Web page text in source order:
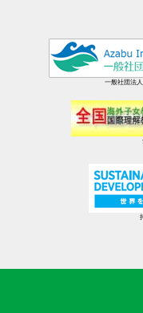
一般社団法